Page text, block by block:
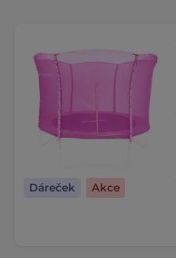
Dáreček Akce